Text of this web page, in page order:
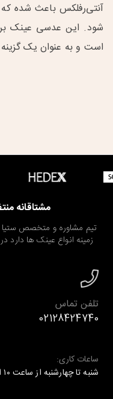
آنتی‌رفلکس باعث شده
شود. این عدسی عینک
است و به عنوان یک
مشتاقانه
تیم مشاوره و متخصص ستیا
زمینه انواع عینک ها
تلفن تماس
02128424740
ساعات کاری:
شنبه تا چهارشنبه از ساعت ۱۰ الی ۱۸؛ پنج شنبه ها از ساعت ۱۰ الی ۱۶